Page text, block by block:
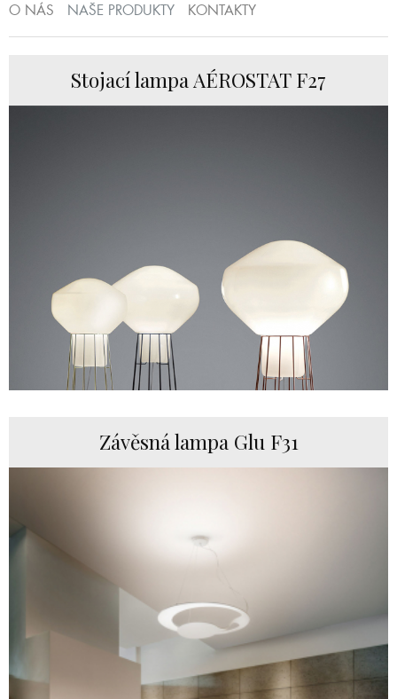
O NÁS NAŠE PRODUKTY KONTAKTY
Stojací lampa AÉROSTAT F27
Závěsná lampa Glu F31